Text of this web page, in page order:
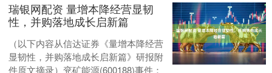
瑞银网配资 量增本降经营显韧
性，并购落地成长启新篇
（以下内容从信达证券《量增本降经营
显韧性，并购落地成长启新篇》研报附
件原文摘录）兖矿能源(600188)事件：